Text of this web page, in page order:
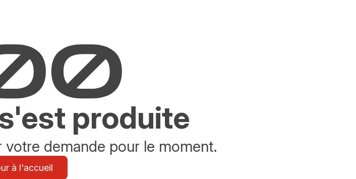
produite
demande pour le moment.
à l'accueil